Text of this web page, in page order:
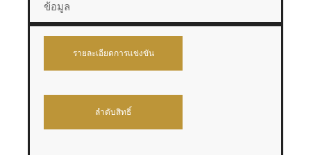
ข้อมูล
รายละเอียดการแข่งขัน
ลำดับสิทธิ์